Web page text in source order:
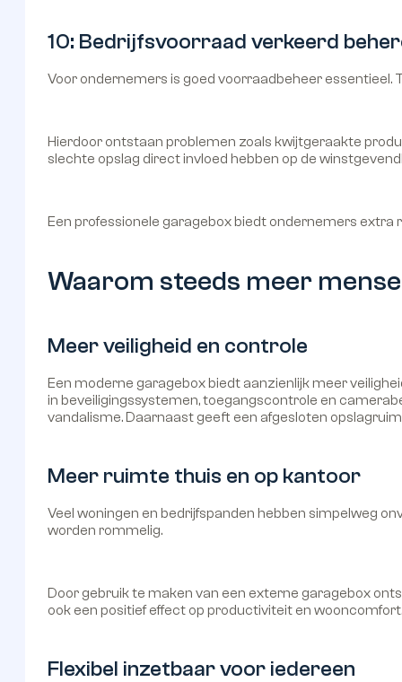
10: Bedrijfsvoorraad verkeerd
Voor ondernemers is goed voorraadbeheer
Hierdoor ontstaan problemen zoals kwijtgeraakte
slechte opslag direct invloed hebben op de
Een professionele garagebox biedt ondernemers
Waarom steeds meer
Meer veiligheid en controle
Een moderne garagebox biedt aanzienlijk meer
in beveiligingssystemen, toegangscontrole en
vandalisme. Daarnaast geeft een afgesloten
Meer ruimte thuis en op kantoor
Veel woningen en bedrijfspanden hebben simpelweg
worden rommelig.
Door gebruik te maken van een externe garagebox
ook een positief effect op productiviteit en wooncomfort.
Flexibel inzetbaar voor iedereen